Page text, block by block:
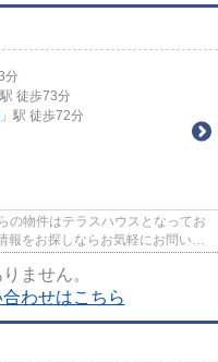
分
駅 徒歩73分
」駅 徒歩72分
物件はテラスハウスとなってお
をお探しならお気軽にお問い合
ません。
わせはこちら